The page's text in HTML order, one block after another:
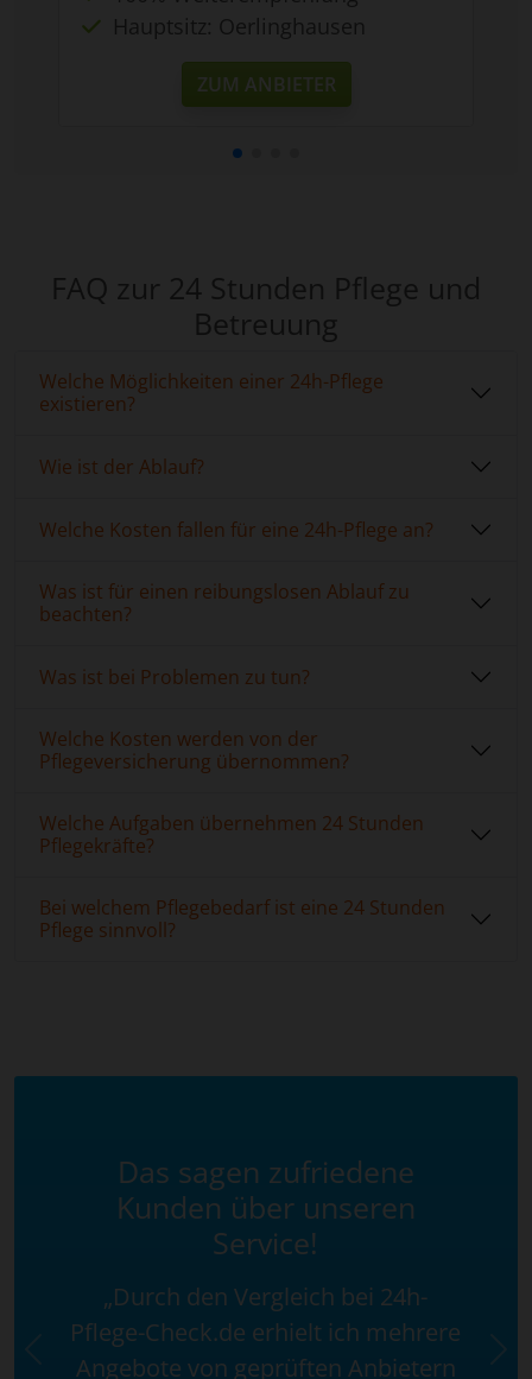
Hauptsitz: Oerlinghausen
ZUM ANBIETER
FAQ zur 24 Stunden Pflege und
Betreuung
Welche Möglichkeiten einer 24h-Pflege
existieren?
Wie ist der Ablauf?
Welche Kosten fallen für eine 24h-Pflege an?
Was ist für einen reibungslosen Ablauf zu
beachten?
Was ist bei Problemen zu tun?
Welche Kosten werden von der
Pflegeversicherung übernommen?
Welche Aufgaben übernehmen 24 Stunden
Pflegekräfte?
Bei welchem Pflegebedarf ist eine 24 Stunden
Pflege sinnvoll?
Das sagen zufriedene
Kunden über unseren
Service!
„Durch den Vergleich bei 24h-
Pflege-Check.de erhielt ich mehrere
Angebote von geprüften Anbietern
Previous